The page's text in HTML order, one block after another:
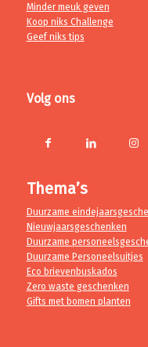
Minder meuk geven
Koop niks Challenge
Geef niks tips
Volg ons
Thema’s
Duurzame
Nieuwjaarsgeschenken
Duurzame
Duurzame Personeelsuitjes
Eco brievenbuskados
Zero waste geschenken
Gifts met bomen planten